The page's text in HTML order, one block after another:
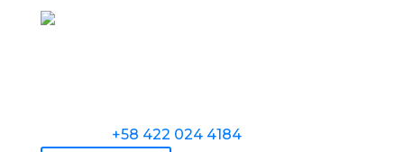
+58 422 024 4184